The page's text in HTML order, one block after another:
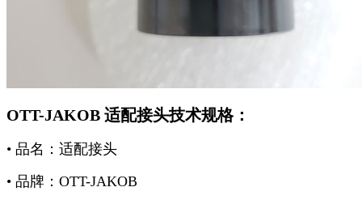
OTT-JAKOB 适配接头技术规格：
• 品名：适配接头
• 品牌：OTT-JAKOB